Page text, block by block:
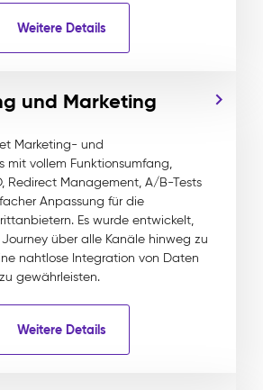
Weitere Details
und Marketing
Marketing- und
mit vollem Funktionsumfang,
Redirect Management, A/B-Tests
Anpassung für die
Es wurde entwickelt,
über alle Kanäle hinweg zu
nahtlose Integration von Daten
gewährleisten.
Weitere Details